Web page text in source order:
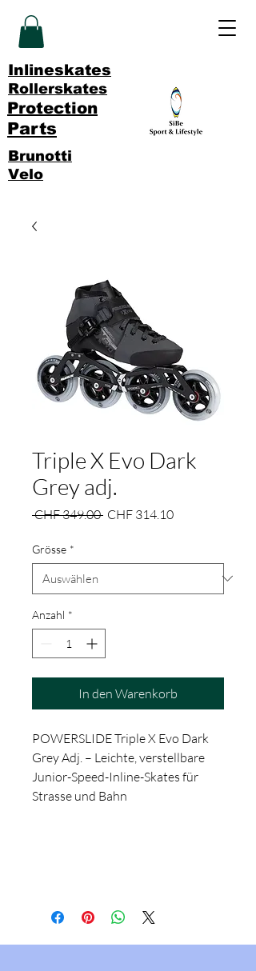
Inlineskates
Rollerskates
Protection
Parts
Brunotti
Velo
Triple X Evo Dark
Grey adj.
CHF 349.00 Standardpreis
CHF 314.10Sale-
Grösse *
Anzahl *
In den Warenkorb
POWERSLIDE Triple X Evo Dark
Grey Adj. – Leichte, verstellbare
Junior-Speed-Inline-Skates für
Strasse und Bahn